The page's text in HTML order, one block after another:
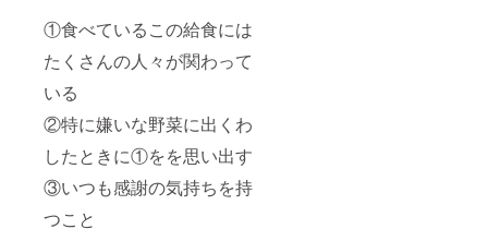
①食べているこの給食には
たくさんの人々が関わって
いる
②特に嫌いな野菜に出くわ
したときに①をを思い出す
③いつも感謝の気持ちを持
つこと